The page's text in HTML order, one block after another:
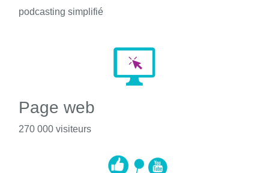
podcasting simplifié
Page web
270 000 visiteurs